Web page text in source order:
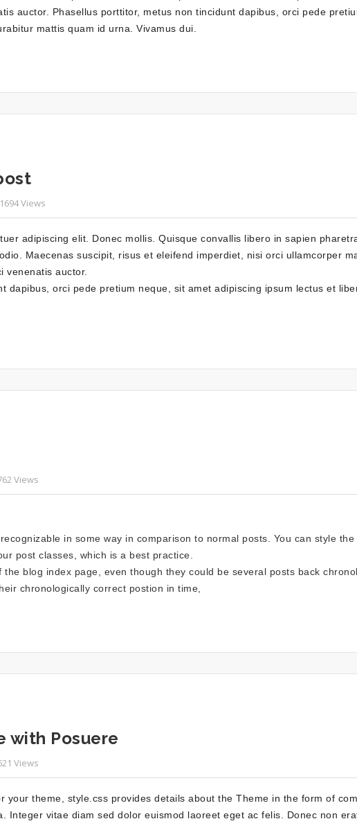
auctor. Phasellus porttitor, metus non tincidunt dapibus, orci pede
mattis quam id urna. Vivamus dui.
1694 Views
adipiscing elit. Donec mollis. Quisque convallis libero in sapien
Maecenas suscipit, risus et eleifend imperdiet, nisi orci ullamcorper
venenatis auctor.
dapibus, orci pede pretium neque, sit amet adipiscing ipsum lectus et
Views
in some way in comparison to normal posts. You can style
post classes, which is a best practice.
blog index page, even though they could be several posts back
chronologically correct postion in time,
with Posuere
Views
your theme, style.css provides details about the Theme in the form of
Integer vitae diam sed dolor euismod laoreet eget ac felis. Donec non